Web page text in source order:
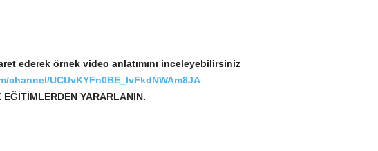
ederek örnek video anlatımını inceleyebilirsiniz
channel/UCUvKYFn0BE_lvFkdNWAm8JA
YARARLANIN.